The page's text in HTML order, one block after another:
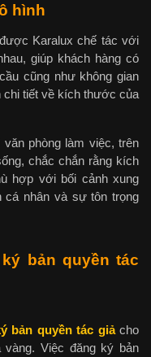
hình
Karalux chế tác với
giúp khách hàng có
cũng như không gian
tiết về kích thước của
phòng làm việc, trên
chắc chắn rằng kích
hợp với bối cảnh xung
cá nhân và sự tôn trọng
bản quyền tác
bản quyền tác giảcho
Việc đăng ký bản